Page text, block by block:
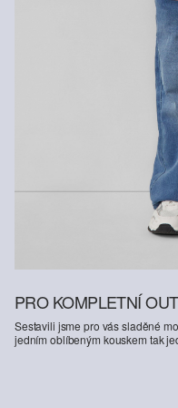
PRO KOMPLETNÍ
Sestavili jsme pro vás sladěné
jedním oblíbeným kouskem tak